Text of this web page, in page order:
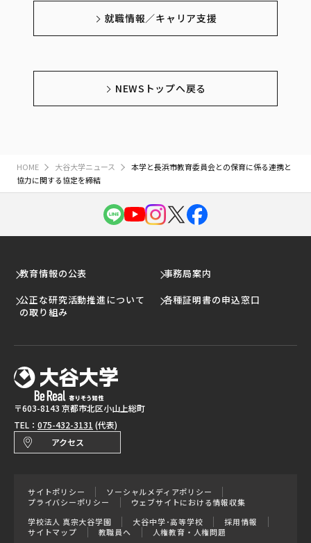
就職情報／キャリア支援
NEWSトップへ戻る
HOME 大谷大学ニュース
本学と長浜市教育委員会との保育に係る連携と
協力に関する協定を締結
教育情報の公表
事務局案内
公正な研究活動推進について
の取り組み
各種証明書の申込窓口
〒603-8143 京都市北区小山上総町
TEL： 075-432-3131 (代表)
アクセス
サイトポリシー
ソーシャルメディアポリシー
プライバシーポリシー
ウェブサイトにおける情報収集
学校法人 真宗大谷学園
大谷中学･高等学校
採用情報
サイトマップ
教職員へ 人権教育・人権問題